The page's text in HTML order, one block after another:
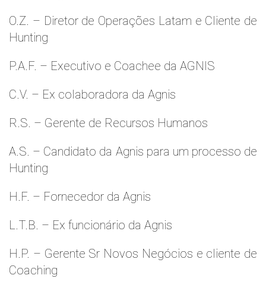
O.Z. – Diretor de Operações Latam e Cliente de
Hunting
P.A.F. – Executivo e Coachee da AGNIS
C.V. – Ex colaboradora da Agnis
R.S. – Gerente de Recursos Humanos
A.S. – Candidato da Agnis para um processo de
Hunting
H.F. – Fornecedor da Agnis
L.T.B. – Ex funcionário da Agnis
H.P. – Gerente Sr Novos Negócios e cliente de
Coaching